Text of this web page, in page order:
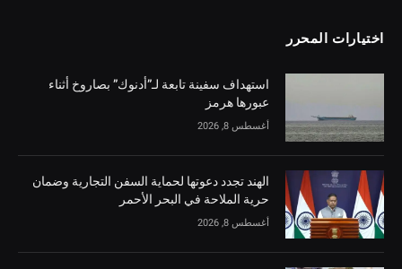
اختيارات المحرر
استهداف سفينة تابعة لـ”أدنوك” بصاروخ أثناء
عبورها هرمز
أغسطس 8, 2026
الهند تجدد دعوتها لحماية السفن التجارية وضمان
حرية الملاحة في البحر الأحمر
أغسطس 8, 2026